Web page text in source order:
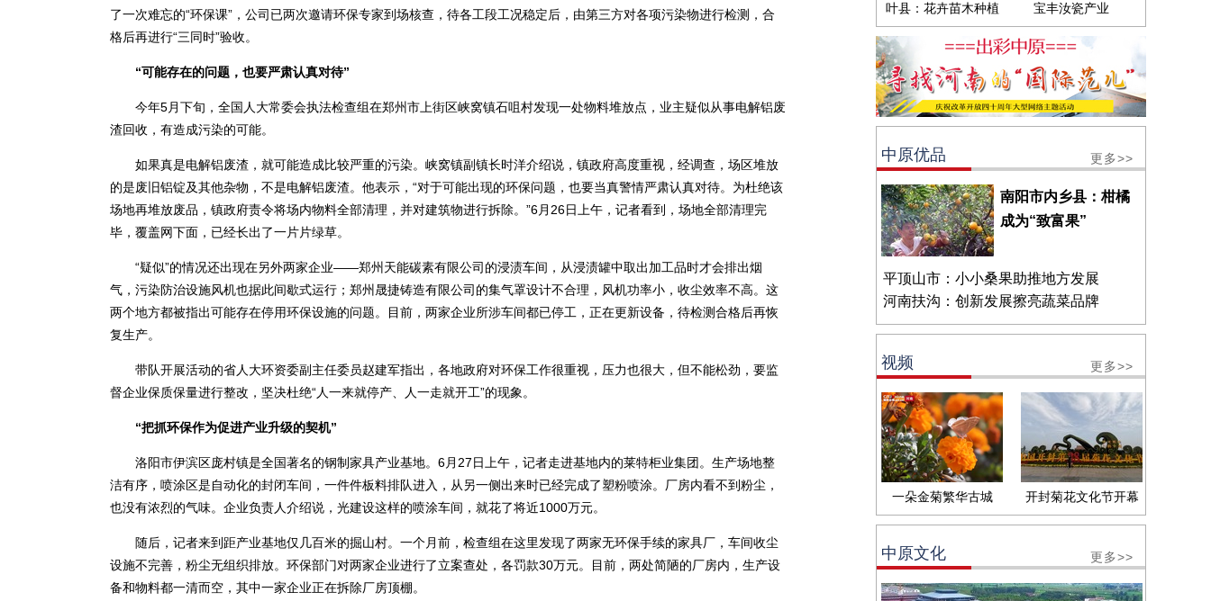
了一次难忘的“环保课”，公司已两次邀请环保专家到场核查，待各工段工况稳定后，由第三方对各项污染物进行检测，合
格后再进行“三同时”验收。
“可能存在的问题，也要严肃认真对待”
今年5月下旬，全国人大常委会执法检查组在郑州市上街区峡窝镇石咀村发现一处物料堆放点，业主疑似从事电解铝废
渣回收，有造成污染的可能。
如果真是电解铝废渣，就可能造成比较严重的污染。峡窝镇副镇长时洋介绍说，镇政府高度重视，经调查，场区堆放
的是废旧铝锭及其他杂物，不是电解铝废渣。他表示，“对于可能出现的环保问题，也要当真警情严肃认真对待。为杜绝该
场地再堆放废品，镇政府责令将场内物料全部清理，并对建筑物进行拆除。”6月26日上午，记者看到，场地全部清理完
毕，覆盖网下面，已经长出了一片片绿草。
“疑似”的情况还出现在另外两家企业——郑州天能碳素有限公司的浸渍车间，从浸渍罐中取出加工品时才会排出烟
气，污染防治设施风机也据此间歇式运行；郑州晟捷铸造有限公司的集气罩设计不合理，风机功率小，收尘效率不高。这
两个地方都被指出可能存在停用环保设施的问题。目前，两家企业所涉车间都已停工，正在更新设备，待检测合格后再恢
复生产。
带队开展活动的省人大环资委副主任委员赵建军指出，各地政府对环保工作很重视，压力也很大，但不能松劲，要监
督企业保质保量进行整改，坚决杜绝“人一来就停产、人一走就开工”的现象。
“把抓环保作为促进产业升级的契机”
洛阳市伊滨区庞村镇是全国著名的钢制家具产业基地。6月27日上午，记者走进基地内的莱特柜业集团。生产场地整
洁有序，喷涂区是自动化的封闭车间，一件件板料排队进入，从另一侧出来时已经完成了塑粉喷涂。厂房内看不到粉尘，
也没有浓烈的气味。企业负责人介绍说，光建设这样的喷涂车间，就花了将近1000万元。
随后，记者来到距产业基地仅几百米的掘山村。一个月前，检查组在这里发现了两家无环保手续的家具厂，车间收尘
设施不完善，粉尘无组织排放。环保部门对两家企业进行了立案查处，各罚款30万元。目前，两处简陋的厂房内，生产设
备和物料都一清而空，其中一家企业正在拆除厂房顶棚。
叶县：花卉苗木种植 宝丰汝瓷产业
中原优品 更多>>
南阳市内乡县：柑橘
成为“致富果”
平顶山市：小小桑果助推地方发展
河南扶沟：创新发展擦亮蔬菜品牌
视频 更多>>
一朵金菊繁华古城 开封菊花文化节开幕
中原文化 更多>>